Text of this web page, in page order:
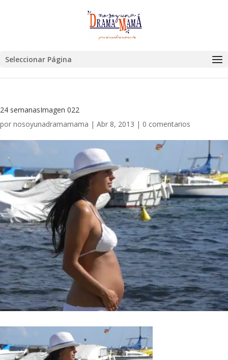
Seleccionar Página
24 semanasImagen 022
por nosoyunadramamama | Abr 8, 2013 | 0 comentarios